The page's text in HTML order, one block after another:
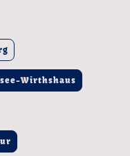
Wirthshaus